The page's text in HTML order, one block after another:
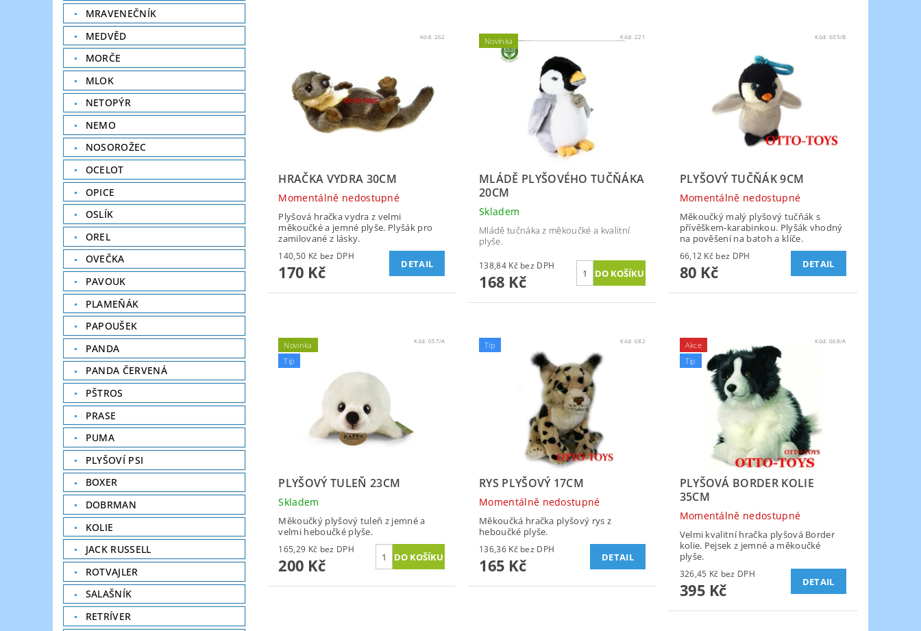
MRAVENEČNÍK
MEDVĚD
MORČE
MLOK
NETOPÝR
NEMO
NOSOROŽEC
OCELOT
OPICE
OSLÍK
OREL
OVEČKA
PAVOUK
PLAMEŇÁK
PAPOUŠEK
PANDA
PANDA ČERVENÁ
PŠTROS
PRASE
PUMA
PLYŠOVÍ PSI
BOXER
DOBRMAN
KOLIE
JACK RUSSELL
ROTVAJLER
SALAŠNÍK
RETRÍVER
Kód: 262
HRAČKA VYDRA 30CM
Momentálně nedostupné
Plyšová hračka vydra z velmi
měkoučké a jemné plyše. Plyšák pro
zamilované z lásky.
140,50 Kč bez DPH
170 Kč DETAIL
Novinka Kód:221
MLÁDĚ PLYŠOVÉHO TUČŇÁKA
20CM
Skladem
Mládě tučnáka z měkoučké a kvalitní
plyše.
138,84 Kč bez DPH
168 Kč
Kód:605/B
PLYŠOVÝ TUČŇÁK 9CM
Momentálně nedostupné
Měkoučký malý plyšový tučňák s
přívěškem-karabinkou. Plyšák vhodný
na pověšení na batoh a klíče.
66,12 Kč bez DPH
80 Kč DETAIL
Novinka
Tip
Kód: 057/A
PLYŠOVÝ TULEŇ 23CM
Skladem
Měkoučký plyšový tuleň z jemné a
velmi heboučké plyše.
165,29 Kč bez DPH
200 Kč
Tip Kód:682
RYS PLYŠOVÝ 17CM
Momentálně nedostupné
Měkoučká hračka plyšový rys z
heboučké plyše.
136,36 Kč bez DPH
165 Kč DETAIL
Akce
Tip
Kód:068/A
PLYŠOVÁ BORDER KOLIE
35CM
Momentálně nedostupné
Velmi kvalitní hračka plyšová Border
kolie. Pejsek z jemné a měkoučké
plyše.
326,45 Kč bez DPH
395 Kč DETAIL